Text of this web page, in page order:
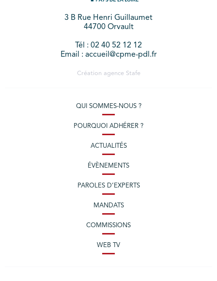
3 B Rue Henri Guillaumet
44700 Orvault
Tél : 02 40 52 12 12
Email : accueil@cpme-pdl.fr
Création agence Stafe
QUI SOMMES-NOUS ?
POURQUOI ADHÉRER ?
ACTUALITÉS
ÉVÈNEMENTS
PAROLES D’EXPERTS
MANDATS
COMMISSIONS
WEB TV